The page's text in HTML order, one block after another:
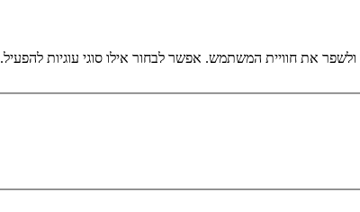
את חוויית המשתמש. אפשר לבחור אילו סוגי עוגיות להפעיל.